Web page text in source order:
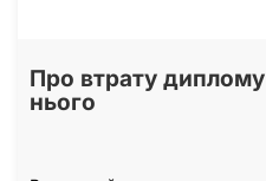
Про втрату
нього